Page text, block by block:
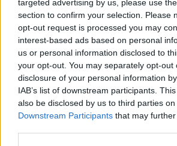
targeted advertising by us, please use
section to confirm your selection. Please
opt-out request is processed you may
interest-based ads based on personal
us or personal information disclosed to
your opt-out. You may separately opt-out
disclosure of your personal information
IAB’s list of downstream participants.
also be disclosed by us to third parties on
Downstream Participants that may
czynienia z przeróżnymi
cierpienia oraz śmierci,
sensem istnienia, kruchością
także nieuchronnością